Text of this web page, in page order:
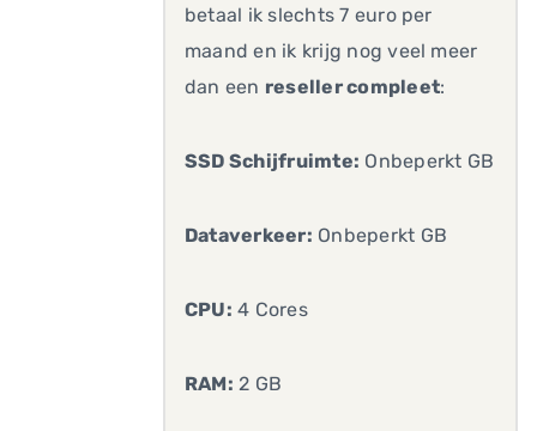
betaal ik slechts 7 euro per
maand en ik krijg nog veel meer
dan een reseller compleet:
SSD Schijfruimte: Onbeperkt GB
Dataverkeer: Onbeperkt GB
CPU: 4 Cores
RAM: 2 GB